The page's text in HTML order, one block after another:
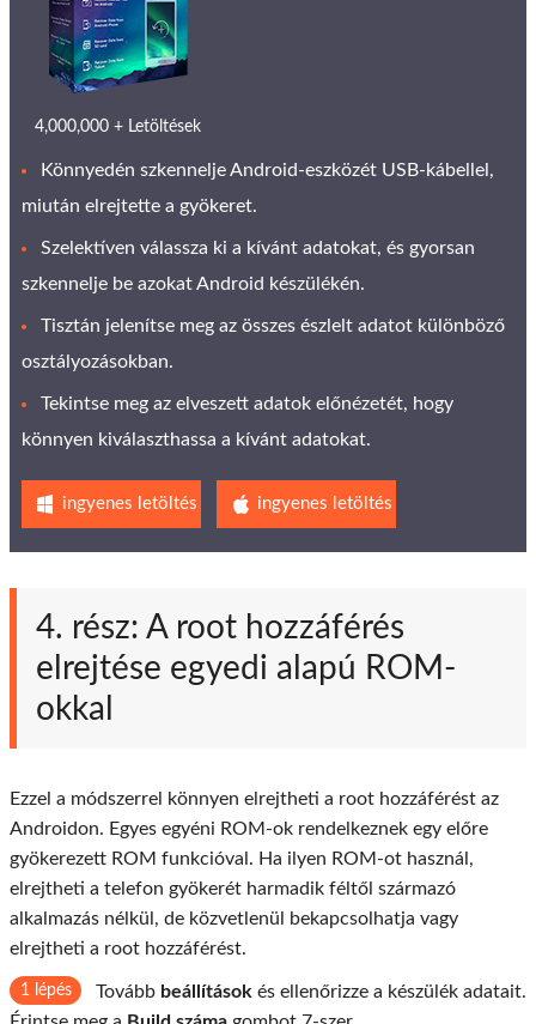
4,000,000 + Letöltések
Könnyedén szkennelje Android-eszközét USB-kábellel,
miután elrejtette a gyökeret.
Szelektíven válassza ki a kívánt adatokat, és gyorsan
szkennelje be azokat Android készülékén.
Tisztán jelenítse meg az összes észlelt adatot különböző
osztályozásokban.
Tekintse meg az elveszett adatok előnézetét, hogy
könnyen kiválaszthassa a kívánt adatokat.
ingyenes letöltés ingyenes letöltés
4. rész: A root hozzáférés
elrejtése egyedi alapú ROM-
okkal
Ezzel a módszerrel könnyen elrejtheti a root hozzáférést az
Androidon. Egyes egyéni ROM-ok rendelkeznek egy előre
gyökerezett ROM funkcióval. Ha ilyen ROM-ot használ,
elrejtheti a telefon gyökerét harmadik féltől származó
alkalmazás nélkül, de közvetlenül bekapcsolhatja vagy
elrejtheti a root hozzáférést.
1 lépés Tovább beállítások és ellenőrizze a készülék adatait.